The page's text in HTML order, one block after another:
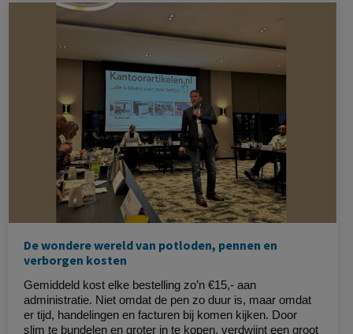
De wondere wereld van potloden, pennen en
verborgen kosten
Gemiddeld kost elke bestelling zo’n €15,- aan
administratie. Niet omdat de pen zo duur is, maar omdat
er tijd, handelingen en facturen bij komen kijken. Door
slim te bundelen en groter in te kopen, verdwijnt een groot